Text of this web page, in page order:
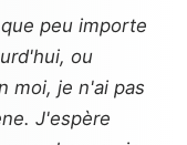
peu importe
ou
moi, je n'ai pas
J'espère